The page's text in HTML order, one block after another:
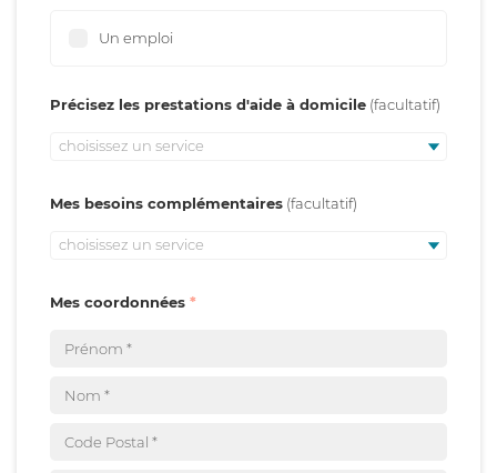
Un emploi
Précisez les prestations d'aide à domicile
choisissez un service
Mes besoins complémentaires
choisissez un service
Mes coordonnées